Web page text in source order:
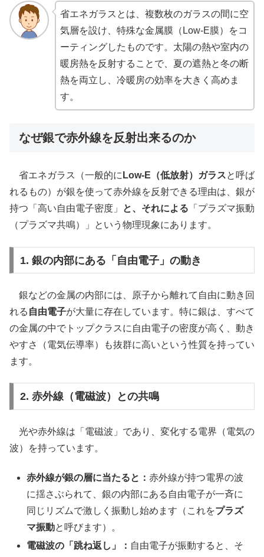
省エネガラスとは、複数枚のガラスの間に空
気層を設け、特殊な金属膜（Low-E膜）をコ
ーティングしたものです。太陽の熱や室内の
暖房熱を反射することで、夏の遮熱と冬の断
熱を両立し、冷暖房の効率を大きく高めま
す。
なぜ銀で赤外線を反射出来るのか
省エネガラス（一般的に Low-E（低放射）ガラスと呼ば
れるもの）が銀を使って赤外線を反射できる理由は、銀が
持つ「高い自由電子密度」
と、それによる 「プラズマ振動
（プラズマ共鳴）」という物理現象にあります。
1. 銀の内部にある「自由電子」の動き
銀などの金属の内部には、原子から離れて自由に動き回
れる 自由電子が大量に存在しています。特に銀は、すべて
の金属の中でトップクラスに自由電子の密度が高く、動き
やすさ（電気伝導率）も抜群に高いという性質を持ってい
ます。
2. 赤外線（電磁波）との共鳴
光や赤外線は「電磁波」であり、変化する電界（電気の
波）を持っています。
赤外線が銀の層に当たると：赤外線が持つ電界の波
に揺さぶられて、銀の内部にある自由電子が一斉に
同じリズムで激しく振動し始めます（これをプラズ
マ振動と呼びます）。
電磁波の「跳ね返し」： 自由電子が振動すると、そ